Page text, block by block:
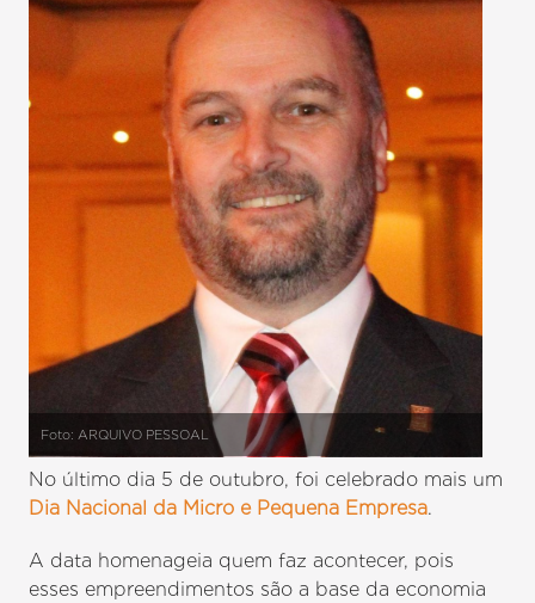
Foto: ARQUIVO PESSOAL
No último dia 5 de outubro, foi celebrado mais um
Dia Nacional da Micro e Pequena Empresa.
A data homenageia quem faz acontecer, pois
esses empreendimentos são a base da economia